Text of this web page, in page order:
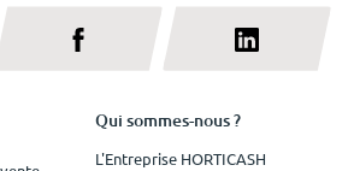
Qui sommes-nous ?
L'Entreprise HORTICASH